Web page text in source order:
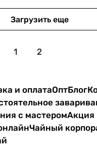
Загрузить еще
1 2
и оплатаОптБлог
с мастеромАкция
Чайный